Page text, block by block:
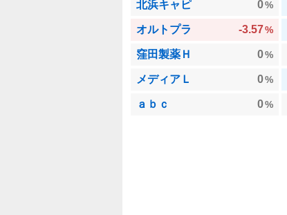
北浜キャピ
0%
オルトプラ -3.57%
窪田製薬Ｈ 0%
メディアＬ 0%
ａｂｃ 0%